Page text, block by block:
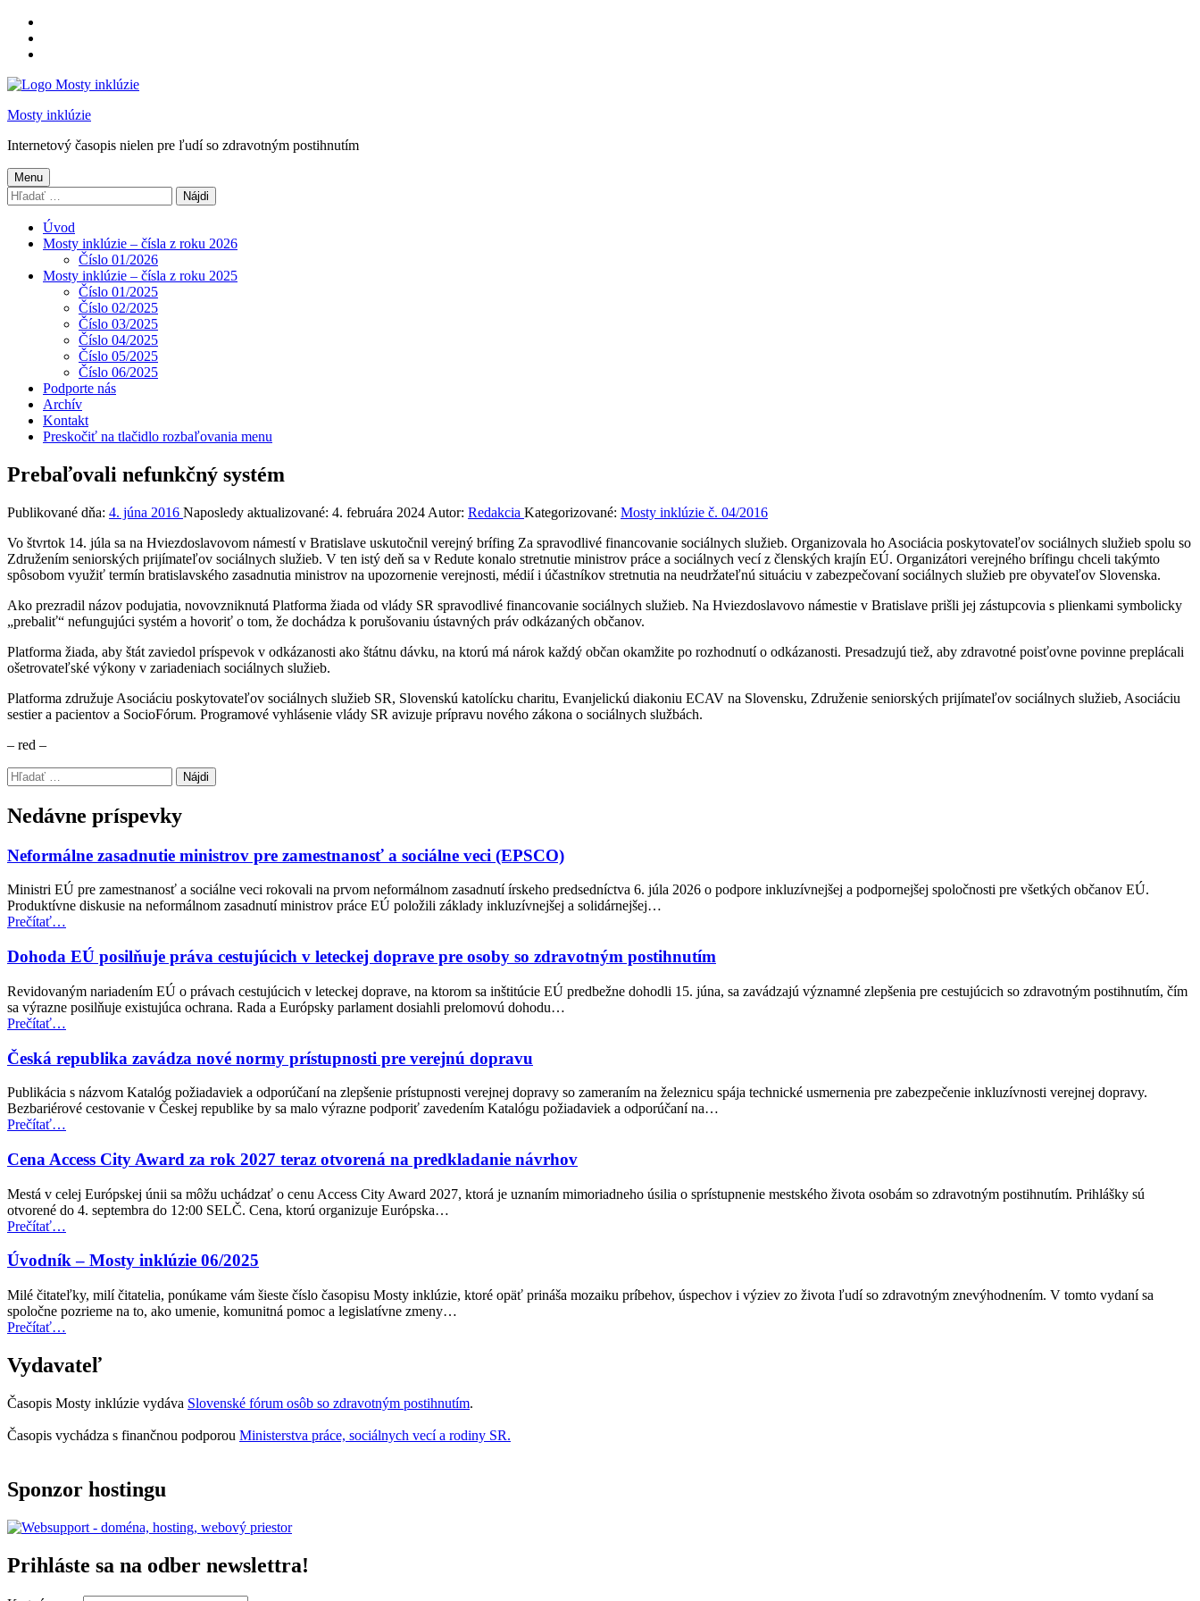
obsah
pätičku
Mosty inklúzie
Internetový časopis nielen pre ľudí so zdravotným postihnutím
Menu
Hľadať:
Úvod
Mosty inklúzie – čísla z roku 2026
Číslo 01/2026
Mosty inklúzie – čísla z roku 2025
Číslo 01/2025
Číslo 02/2025
Číslo 03/2025
Číslo 04/2025
Číslo 05/2025
Číslo 06/2025
Podporte nás
Archív
Kontakt
Preskočiť na tlačidlo rozbaľovania menu
Prebaľovali nefunkčný systém
Publikované dňa: 4. júna 2016 Naposledy aktualizované: 4. februára 2024 Autor: Redakcia Kategorizované: Mosty inklúzie č. 04/2016
Vo štvrtok 14. júla sa na Hviezdoslavovom námestí v Bratislave uskutočnil verejný brífing Za spravodlivé financovanie sociálnych služieb. Organizovala ho Asociácia poskytovateľov sociálnych služieb spolu so
Združením seniorských prijímateľov sociálnych služieb. V ten istý deň sa v Redute konalo stretnutie ministrov práce a sociálnych vecí z členských krajín EÚ. Organizátori verejného brífingu chceli takýmto
spôsobom využiť termín bratislavského zasadnutia ministrov na upozornenie verejnosti, médií i účastníkov stretnutia na neudržateľnú situáciu v zabezpečovaní sociálnych služieb pre obyvateľov Slovenska.
Ako prezradil názov podujatia, novovzniknutá Platforma žiada od vlády SR spravodlivé financovanie sociálnych služieb. Na Hviezdoslavovo námestie v Bratislave prišli jej zástupcovia s plienkami symbolicky
„prebaliť“ nefungujúci systém a hovoriť o tom, že dochádza k porušovaniu ústavných práv odkázaných občanov.
Platforma žiada, aby štát zaviedol príspevok v odkázanosti ako štátnu dávku, na ktorú má nárok každý občan okamžite po rozhodnutí o odkázanosti. Presadzujú tiež, aby zdravotné poisťovne povinne preplácali
ošetrovateľské výkony v zariadeniach sociálnych služieb.
Platforma združuje Asociáciu poskytovateľov sociálnych služieb SR, Slovenskú katolícku charitu, Evanjelickú diakoniu ECAV na Slovensku, Združenie seniorských prijímateľov sociálnych služieb, Asociáciu
sestier a pacientov a SocioFórum. Programové vyhlásenie vlády SR avizuje prípravu nového zákona o sociálnych službách.
– red –
Preskočiť
späť
na
hlavnú
Hľadať:
Nedávne príspevky
Neformálne zasadnutie ministrov pre zamestnanosť a sociálne veci (EPSCO)
Ministri EÚ pre zamestnanosť a sociálne veci rokovali na prvom neformálnom zasadnutí írskeho predsedníctva 6. júla 2026 o podpore inkluzívnejšej a podpornejšej spoločnosti pre všetkých občanov EÚ.
Produktívne diskusie na neformálnom zasadnutí ministrov práce EÚ položili základy inkluzívnejšej a solidárnejšej…
Prečítať“Neformálne
ministrov
pre
zamestnanosť
a
sociálne
veci
(EPSCO)”
…
Dohoda EÚ posilňuje práva cestujúcich v leteckej doprave pre osoby so zdravotným postihnutím
Revidovaným nariadením EÚ o právach cestujúcich v leteckej doprave, na ktorom sa inštitúcie EÚ predbežne dohodli 15. júna, sa zavádzajú významné zlepšenia pre cestujúcich so zdravotným postihnutím, čím
sa výrazne posilňuje existujúca ochrana. Rada a Európsky parlament dosiahli prelomovú dohodu…
Prečítať“Dohoda
posilňuje
práva
cestujúcich
v
leteckej
doprave
pre
osoby
zdravotným
postihnutím”
…
Česká republika zavádza nové normy prístupnosti pre verejnú dopravu
Publikácia s názvom Katalóg požiadaviek a odporúčaní na zlepšenie prístupnosti verejnej dopravy so zameraním na železnicu spája technické usmernenia pre zabezpečenie inkluzívnosti verejnej dopravy.
Bezbariérové cestovanie v Českej republike by sa malo výrazne podporiť zavedením Katalógu požiadaviek a odporúčaní na…
Prečítať“Česká
zavádza
nové
normy
prístupnosti
pre
verejnú
dopravu”
…
Cena Access City Award za rok 2027 teraz otvorená na predkladanie návrhov
Mestá v celej Európskej únii sa môžu uchádzať o cenu Access City Award 2027, ktorá je uznaním mimoriadneho úsilia o sprístupnenie mestského života osobám so zdravotným postihnutím. Prihlášky sú
otvorené do 4. septembra do 12:00 SELČ. Cena, ktorú organizuje Európska…
Prečítať“Cena
City
za
rok
2027
teraz
otvorená
na
návrhov”
…
Úvodník – Mosty inklúzie 06/2025
Milé čitateľky, milí čitatelia, ponúkame vám šieste číslo časopisu Mosty inklúzie, ktoré opäť prináša mozaiku príbehov, úspechov i výziev zo života ľudí so zdravotným znevýhodnením. V tomto vydaní sa
spoločne pozrieme na to, ako umenie, komunitná pomoc a legislatívne zmeny…
Prečítať“Úvodník
Mosty
inklúzie
…
Vydavateľ
Časopis Mosty inklúzie vydáva Slovenské fórum osôb so zdravotným postihnutím.
Časopis vychádza s finančnou podporou Ministerstva práce, sociálnych vecí a rodiny SR.
Sponzor hostingu
Prihláste sa na odber newslettra!